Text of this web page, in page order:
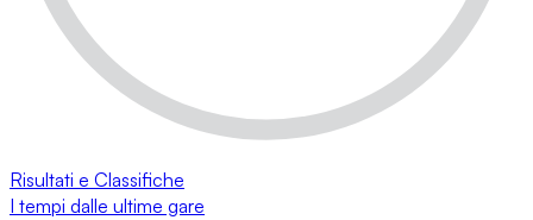
Risultati e Classifiche
I tempi dalle ultime gare